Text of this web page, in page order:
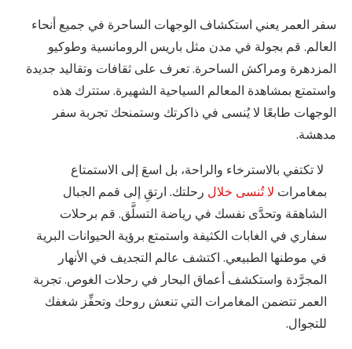
سفر العمر يعني استكشاف الوجهات الساحرة في جميع أنحاء
العالم. قم بجولة في مدن مثل باريس الرومانسية وطوكيو
المزدهرة ومراكش الساحرة. تعرف على ثقافات وتقاليد جديدة
واستمتع بمشاهدة المعالم السياحية الشهيرة. ستترك هذه
الوجهات طابعًا لا يُنسى في ذاكرتك وستمنحك تجربة سفر
مدهشة.
لا تكتفي بالاسترخاء والراحة، بل اسعَ إلى الاستمتاع
بمغامرات لا تُنسى خلال رحلتك. ارتقِ إلى قمم الجبال
الشاهقة وتحدَّى نفسك في رياضة التسلَّق. قم برحلات
سفاري في الغابات الكثيفة واستمتع برؤية الحيوانات البرية
في موطنها الطبيعي. اكتشف عالم التجديف في الأنهار
المجرَّدة واستكشف أعماق البحار في رحلات الغوص. تجربة
العمر تتضمن المغامرات التي تنعش روحك وتحفِّز شغفك
للتجوال.